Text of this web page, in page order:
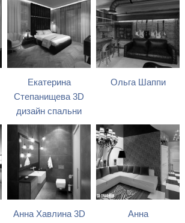
Екатерина
Степанищева 3D
дизайн спальни
Ольга Шаппи
Анна Хавлина 3D
Анна